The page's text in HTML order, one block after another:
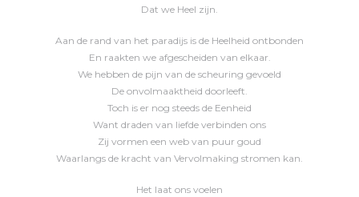
Dat we Heel zijn.
Aan de rand van het paradijs is de Heelheid ontbonden
En raakten we afgescheiden van elkaar.
We hebben de pijn van de scheuring gevoeld
De onvolmaaktheid doorleeft.
Toch is er nog steeds de Eenheid
Want draden van liefde verbinden ons
Zij vormen een web van puur goud
Waarlangs de kracht van Vervolmaking stromen kan.
Het laat ons voelen